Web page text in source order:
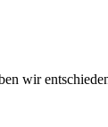
wir